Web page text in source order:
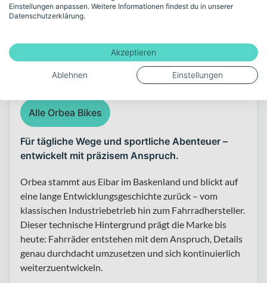
Über die Marke Orbea
Alle Orbea Bikes
Für tägliche Wege und sportliche Abenteuer –
entwickelt mit präzisem Anspruch.
Orbea stammt aus Eibar im Baskenland und blickt auf
eine lange Entwicklungsgeschichte zurück – vom
klassischen Industriebetrieb hin zum Fahrradhersteller.
Dieser technische Hintergrund prägt die Marke bis
heute: Fahrräder entstehen mit dem Anspruch, Details
genau durchdacht umzusetzen und sich kontinuierlich
weiterzuentwickeln.
Einstellungen anpassen. Weitere Informationen findest du in unserer
Datenschutzerklärung.
Akzeptieren
Ablehnen Einstellungen